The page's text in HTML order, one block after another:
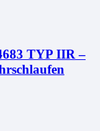
TYP IIR –